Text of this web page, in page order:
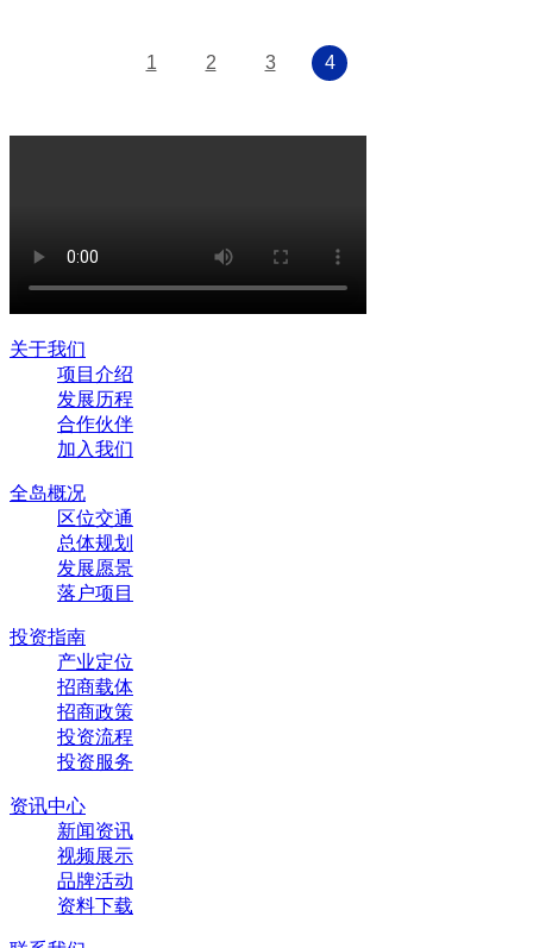
1 2 3 4
关于我们
项目介绍
发展历程
合作伙伴
加入我们
全岛概况
区位交通
总体规划
发展愿景
落户项目
投资指南
产业定位
招商载体
招商政策
投资流程
投资服务
资讯中心
新闻资讯
视频展示
品牌活动
资料下载